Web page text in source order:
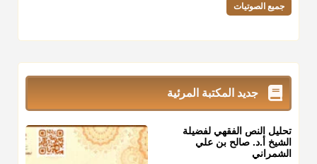
جميع الصوتيات
جديد المكتبة المرئية
تحليل النص الفقهي لفضيلة
الشيخ أ.د. صالح بن علي
الشمراني